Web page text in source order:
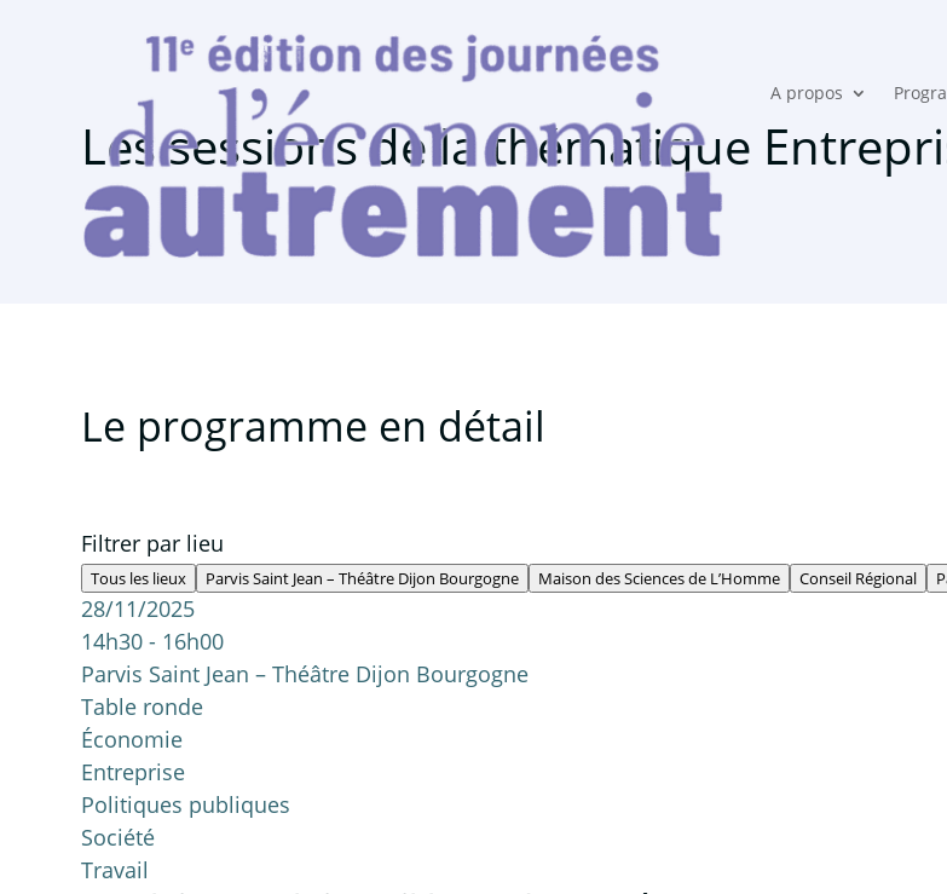
A propos
Les sessions de la thématique
Le programme en détail
Filtrer par lieu
Tous les lieux Parvis Saint Jean – Théâtre Dijon Bourgogne Maison des Sciences de L’Homme Conseil Régional
28/11/2025
14h30 - 16h00
Parvis Saint Jean – Théâtre Dijon Bourgogne
Table ronde
Économie
Entreprise
Politiques publiques
Société
Travail